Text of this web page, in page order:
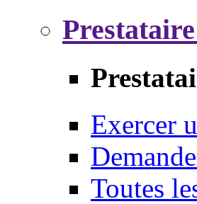
Exercer
Toutes